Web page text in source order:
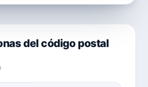
del código postal